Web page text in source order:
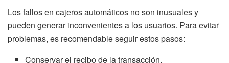
Los fallos en cajeros automáticos no son inusuales y
pueden generar inconvenientes a los usuarios. Para evitar
problemas, es recomendable seguir estos pasos:
Conservar el recibo de la transacción.